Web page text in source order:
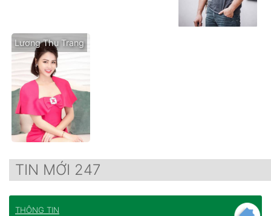
Lương Thu Trang
TIN MỚI 247
THÔNG TIN